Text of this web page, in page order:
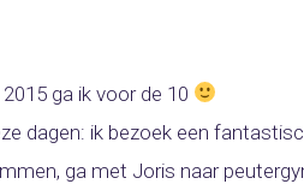
ga ik voor de 10
dagen: ik bezoek een
ga met Joris naar